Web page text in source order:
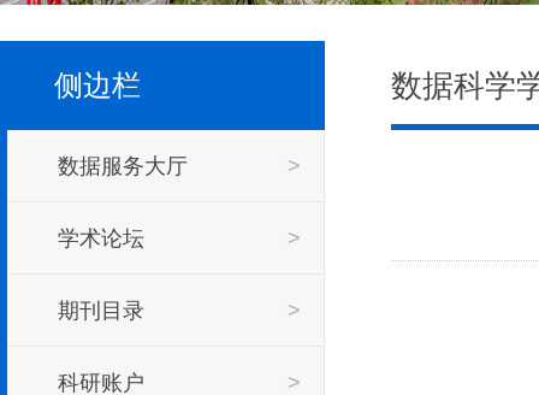
侧边栏
数据服务大厅 >
学术论坛 >
期刊目录 >
科研账户 >
数据科学